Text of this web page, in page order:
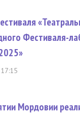
Фестиваля-
Мордовии